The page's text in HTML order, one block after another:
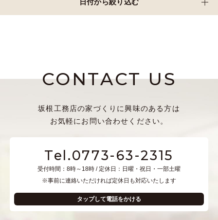
日付から絞り込む
CONTACT US
坂根工務店の家づくりに興味のある方は
お気軽にお問い合わせください。
Tel.0773-63-2315
受付時間：8時～18時 / 定休日：日曜・祝日・一部土曜
※事前に連絡いただければ定休日も対応いたします
タップして電話をかける